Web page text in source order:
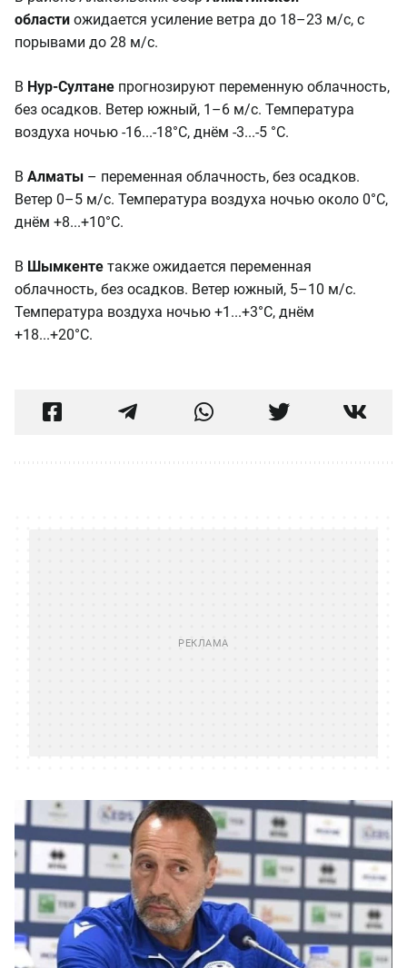
области ожидается усиление ветра до 18–23 м/с, с
порывами до 28 м/с.
В Нур-Султане прогнозируют переменную облачность,
без осадков. Ветер южный, 1–6 м/с. Температура
воздуха ночью -16...-18°С, днём -3...-5 °С.
В Алматы – переменная облачность, без осадков.
Ветер 0–5 м/с. Температура воздуха ночью около 0°С,
днём +8...+10°С.
В Шымкенте также ожидается переменная
облачность, без осадков. Ветер южный, 5–10 м/с.
Температура воздуха ночью +1...+3°С, днём
+18...+20°С.